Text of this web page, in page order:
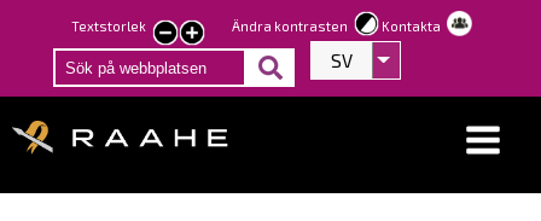
Hoppa
till
huvudinnehåll
Textstorlek
smaller
text
larger
text
Ändra kontrasten Kontakta
SV Visa fler åtgärder